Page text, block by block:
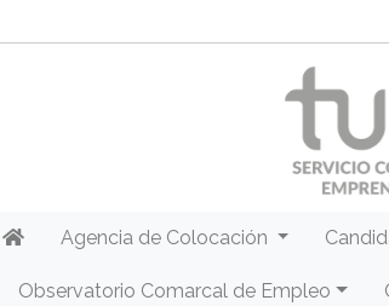
Agencia de Colocación
Observatorio Comarcal de Empleo